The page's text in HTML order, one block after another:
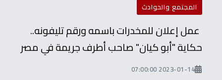
المجتمع والحوادث
عمل إعلان للمخدرات باسمه ورقم تليفونه..
حكاية "أبو كيان" صاحب أطرف جريمة في مصر
2023-01-14 07:00:00